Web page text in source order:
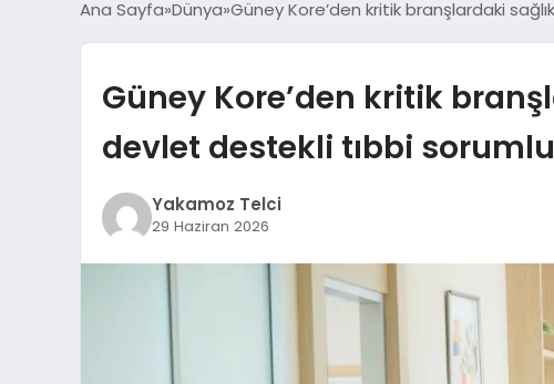
Ana Sayfa Dünya Güney Kore’den kritik branşlardaki
Güney Kore’den kritik
devlet destekli tıbbi
Yakamoz Telci
29 Haziran 2026